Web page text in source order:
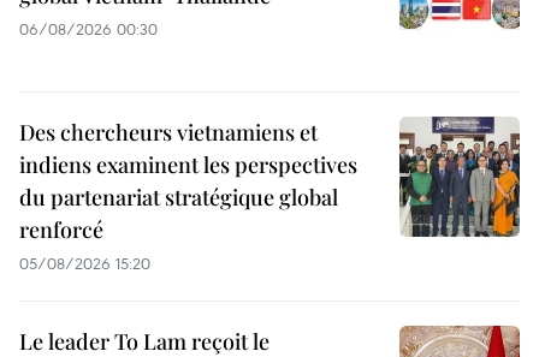
06/08/2026 00:30
Des chercheurs vietnamiens et
indiens examinent les perspectives
du partenariat stratégique global
renforcé
05/08/2026 15:20
Le leader To Lam reçoit le